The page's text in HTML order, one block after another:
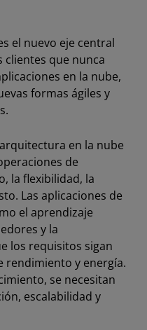
el nuevo eje central
clientes que nunca
en la nube,
formas ágiles y
en la nube
de
la flexibilidad, la
Las aplicaciones de
el aprendizaje
y la
los requisitos sigan
rendimiento y energía.
se necesitan
escalabilidad y